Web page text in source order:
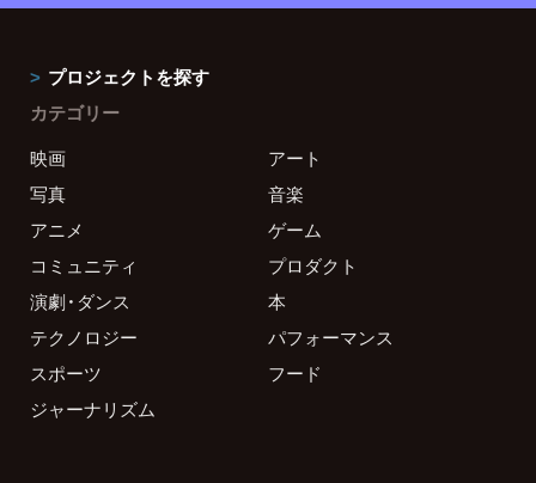
プロジェクトを探す
カテゴリー
映画
アート
写真
音楽
アニメ
ゲーム
コミュニティ
プロダクト
演劇・ダンス
本
テクノロジー
パフォーマンス
スポーツ
フード
ジャーナリズム